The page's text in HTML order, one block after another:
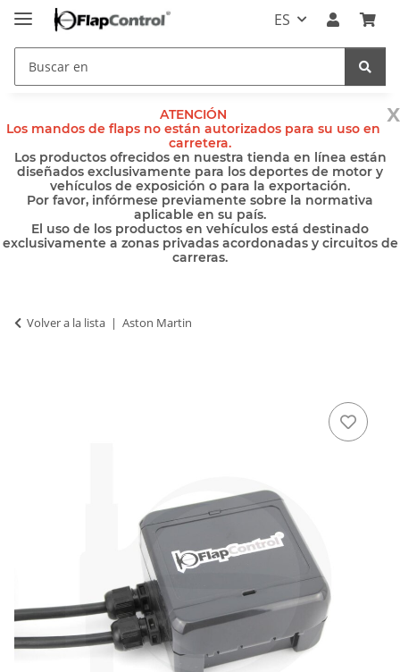
ES
x
ATENCIÓN
Los mandos de flaps no están autorizados para su uso en
carretera.
Los productos ofrecidos en nuestra tienda en línea están
diseñados exclusivamente para los deportes de motor y
vehículos de exposición o para la exportación.
Por favor, infórmese previamente sobre la normativa
aplicable en su país.
El uso de los productos en vehículos está destinado
exclusivamente a zonas privadas acordonadas y circuitos de
carreras.
Volver a la lista Aston Martin